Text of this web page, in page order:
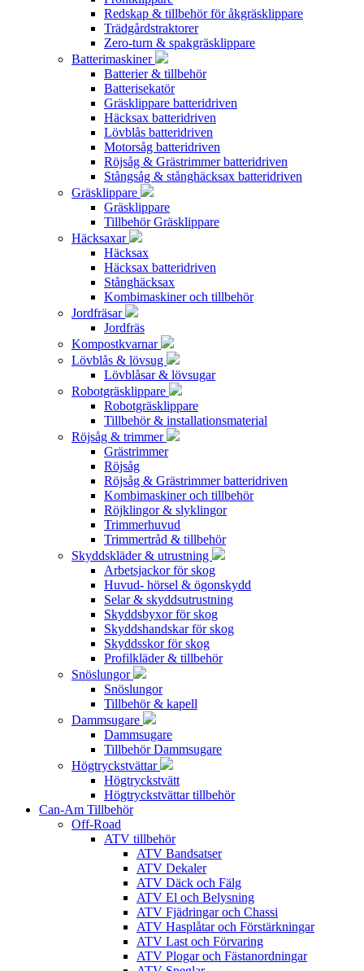
Redskap & tillbehör för åkgräsklippare
Trädgårdstraktorer
Zero-turn & spakgräsklippare
Batterimaskiner
Batterier & tillbehör
Batterisekatör
Gräsklippare batteridriven
Häcksax batteridriven
Lövblås batteridriven
Motorsåg batteridriven
Röjsåg & Grästrimmer batteridriven
Stångsåg & stånghäcksax batteridriven
Gräsklippare
Gräsklippare
Tillbehör Gräsklippare
Häcksaxar
Häcksax
Häcksax batteridriven
Stånghäcksax
Kombimaskiner och tillbehör
Jordfräsar
Jordfräs
Kompostkvarnar
Lövblås & lövsug
Lövblåsar & lövsugar
Robotgräsklippare
Robotgräsklippare
Tillbehör & installationsmaterial
Röjsåg & trimmer
Grästrimmer
Röjsåg
Röjsåg & Grästrimmer batteridriven
Kombimaskiner och tillbehör
Röjklingor & slyklingor
Trimmerhuvud
Trimmertråd & tillbehör
Skyddskläder & utrustning
Arbetsjackor för skog
Huvud- hörsel & ögonskydd
Selar & skyddsutrustning
Skyddsbyxor för skog
Skyddshandskar för skog
Skyddsskor för skog
Profilkläder & tillbehör
Snöslungor
Snöslungor
Tillbehör & kapell
Dammsugare
Dammsugare
Tillbehör Dammsugare
Högtryckstvättar
Högtryckstvätt
Högtryckstvättar tillbehör
Can-Am Tillbehör
Off-Road
ATV tillbehör
ATV Bandsatser
ATV Dekaler
ATV Däck och Fälg
ATV El och Belysning
ATV Fjädringar och Chassi
ATV Hasplåtar och Förstärkningar
ATV Last och Förvaring
ATV Plogar och Fästanordningar